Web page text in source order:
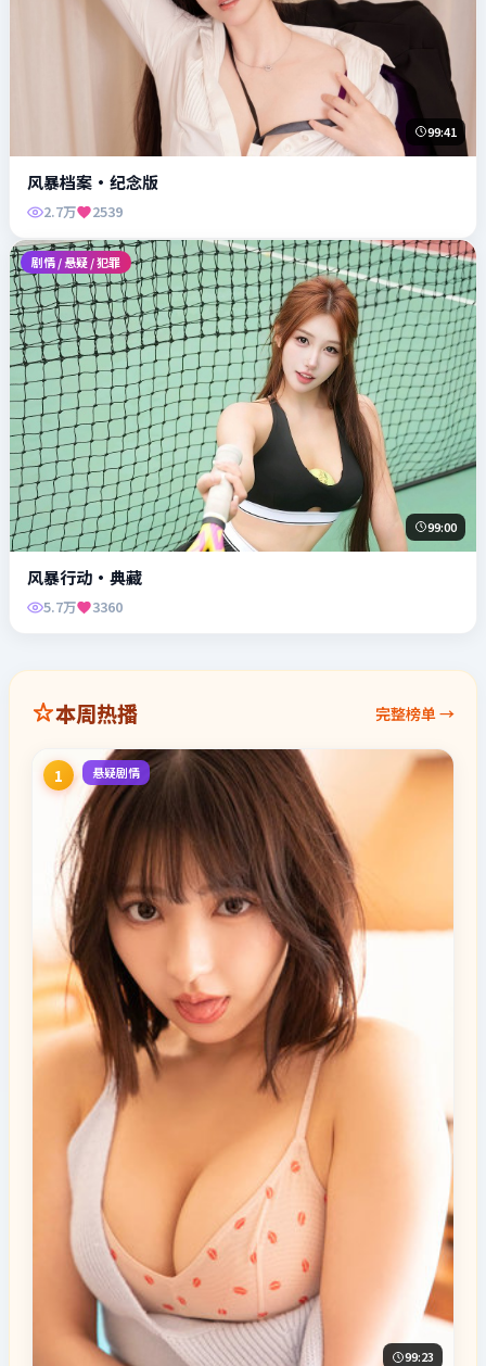
99:41
风暴档案·纪念版
2.7万 2539
剧情 / 悬疑 / 犯罪
99:00
风暴行动·典藏
5.7万 3360
本周热播 完整榜单 →
1 悬疑剧情
99:23